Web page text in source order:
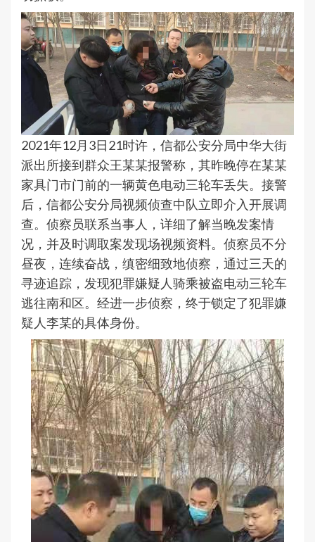
2021年12月3日21时许，信都公安分局中华大街
派出所接到群众王某某报警称，其昨晚停在某某
家具门市门前的一辆黄色电动三轮车丢失。接警
后，信都公安分局视频侦查中队立即介入开展调
查。侦察员联系当事人，详细了解当晚发案情
况，并及时调取案发现场视频资料。侦察员不分
昼夜，连续奋战，缜密细致地侦察，通过三天的
寻迹追踪，发现犯罪嫌疑人骑乘被盗电动三轮车
逃往南和区。经进一步侦察，终于锁定了犯罪嫌
疑人李某的具体身份。